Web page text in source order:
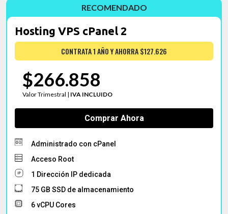
Hosting VPS cPanel 2
CONTRATA 1 AÑO Y AHORRA $127.626
$266.858
Valor Trimestral | IVA INCLUIDO
Comprar Ahora
Administrado con cPanel
Acceso Root
1 Dirección IP dedicada
75 GB SSD de almacenamiento
6 vCPU Cores